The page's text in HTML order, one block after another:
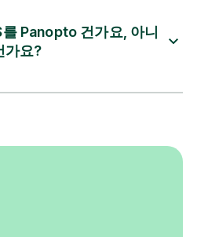
Panopto 건가요, 아니
가요?